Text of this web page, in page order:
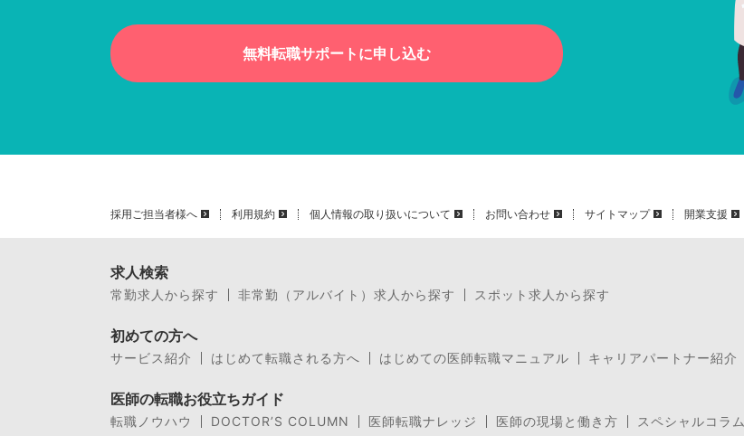
無料転職サポートに申し込む
採用ご担当者様へ 利用規約 個人情報の取り扱いについて お問い合わせ サイトマップ 開業支援
求人検索
常勤求人から探す 非常勤（アルバイト）求人から探す スポット求人から探す
初めての方へ
サービス紹介 はじめて転職される方へ はじめての医師転職マニュアル キャリアパートナー紹介
医師の転職お役立ちガイド
転職ノウハウ DOCTOR’S COLUMN 医師転職ナレッジ 医師の現場と働き方 スペシャルコラム